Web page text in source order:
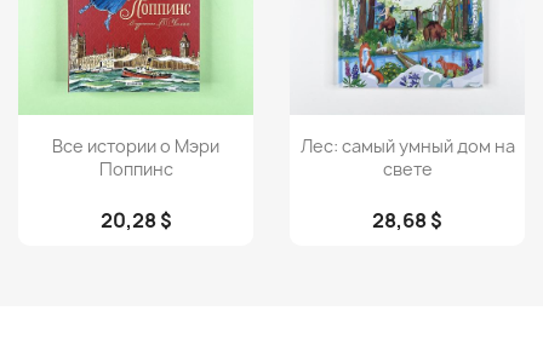
Просмотр
Все истории о Мэри
Поппинс
20,28 $
Просмотр
Лес: самый умный дом на
свете
28,68 $